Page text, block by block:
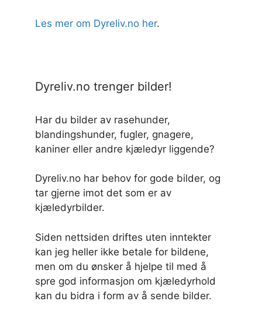
Les mer om Dyreliv.no her.
Dyreliv.no trenger bilder!
Har du bilder av rasehunder,
blandingshunder, fugler, gnagere,
kaniner eller andre kjæledyr liggende?
Dyreliv.no har behov for gode bilder, og
tar gjerne imot det som er av
kjæledyrbilder.
Siden nettsiden driftes uten inntekter
kan jeg heller ikke betale for bildene,
men om du ønsker å hjelpe til med å
spre god informasjon om kjæledyrhold
kan du bidra i form av å sende bilder.